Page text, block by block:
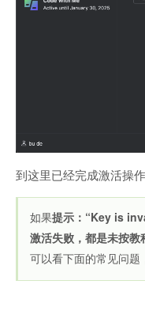
到这里已经完成激活操作
如果提示：“Key is
激活失败，都是未按教
可以看下面的常见问题